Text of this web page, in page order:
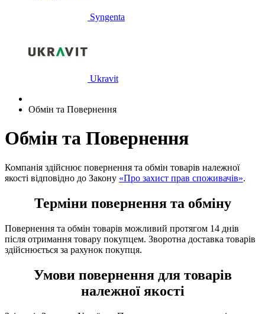
Syngenta
Ukravit
Обмін та Повернення
Обмін та Повернення
Компанія здійснює повернення та обмін товарів належної
якості відповідно до Закону «Про захист прав споживачів».
Терміни повернення та обміну
Повернення та обмін товарів можливий протягом 14 днів
після отримання товару покупцем. Зворотна доставка товарів
здійснюється за рахунок покупця.
Умови повернення для товарів
належної якості